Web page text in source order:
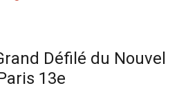
Défilé du Nouvel
13e